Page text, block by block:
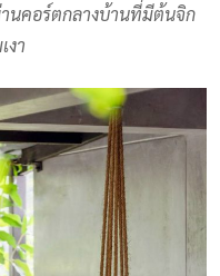
านคอร์ตกลางบ้านที่มีต้นจิก
งา